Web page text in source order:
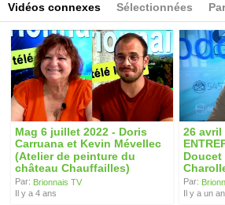
Vidéos connexes Sélectionnées
Mag 6 juillet 2022 - Doris
Carruana et Kevin Mévellec
(Atelier de peinture du
château Chauffailles)
Par: Brionnais TV
Il y a 4 ans
26 avril
Par:
Il y a un an